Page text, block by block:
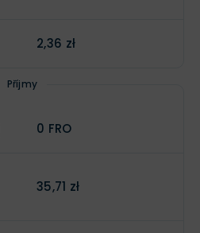
2,36 zł
Příjmy
0 FRO
35,71 zł